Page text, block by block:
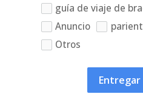
guía de viaje de
Anuncio
Otros
Entregar